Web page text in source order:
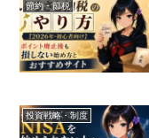
節約・節税
投資戦略・制度